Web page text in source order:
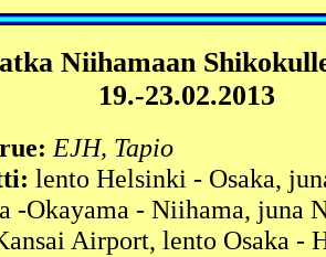
Niihamaan
19.-23.02.2013
EJH, Tapio
lento Helsinki - Osaka,
-Okayama - Niihama, juna
Airport, lento Osaka -